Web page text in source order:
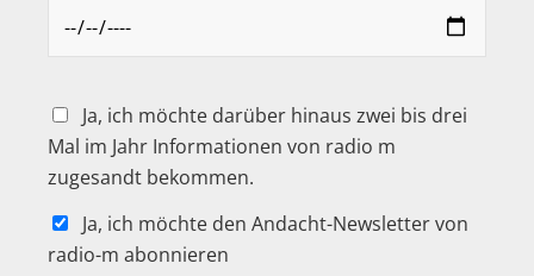
Ja, ich möchte darüber hinaus zwei bis drei
Mal im Jahr Informationen von radio m
zugesandt bekommen.
Ja, ich möchte den Andacht-Newsletter von
radio-m abonnieren